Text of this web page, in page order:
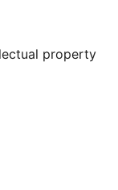
property